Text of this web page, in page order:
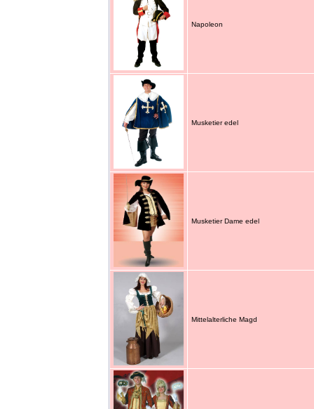
Napoleon
Musketier edel
Musketier Dame edel
Mittelalterliche Magd